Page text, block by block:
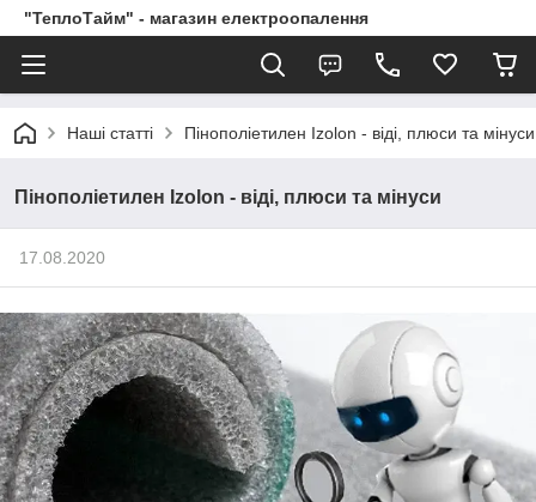
"ТеплоТайм" - магазин електроопалення
Наші статті Пінополіетилен Izolon - віді, плюси та мінуси
Пінополіетилен Izolon - віді, плюси та мінуси
17.08.2020